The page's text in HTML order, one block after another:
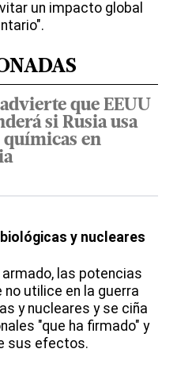
un impacto global
que EEUU
si Rusia usa
químicas en
y nucleares
las potencias
no utilice en la guerra
y nucleares y se ciña
"que ha firmado" y
sus efectos.